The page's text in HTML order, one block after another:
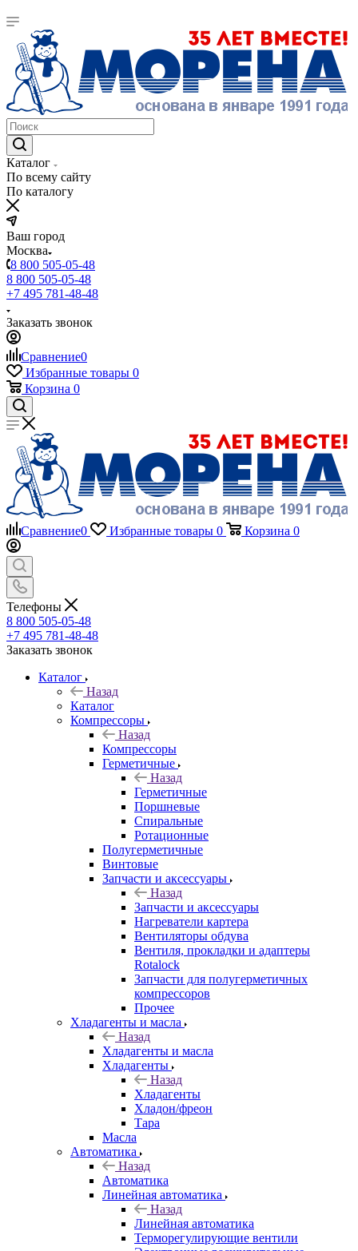
Каталог
По всему сайту
По каталогу
Ваш город
Москва
8 800 505-05-48
8 800 505-05-48
+7 495 781-48-48
Заказать звонок
Сравнение0
Избранные товары 0
Корзина 0
Сравнение0 Избранные товары 0 Корзина 0
Телефоны
8 800 505-05-48
+7 495 781-48-48
Заказать звонок
Каталог
Назад
Каталог
Компрессоры
Назад
Компрессоры
Герметичные
Назад
Герметичные
Поршневые
Спиральные
Ротационные
Полугерметичные
Винтовые
Запчасти и аксессуары
Назад
Запчасти и аксессуары
Нагреватели картера
Вентиляторы обдува
Вентиля, прокладки и адаптеры
Rotalock
Запчасти для полугерметичных
компрессоров
Прочее
Хладагенты и масла
Назад
Хладагенты и масла
Хладагенты
Назад
Хладагенты
Хладон/фреон
Тара
Масла
Автоматика
Назад
Автоматика
Линейная автоматика
Назад
Линейная автоматика
Терморегулирующие вентили